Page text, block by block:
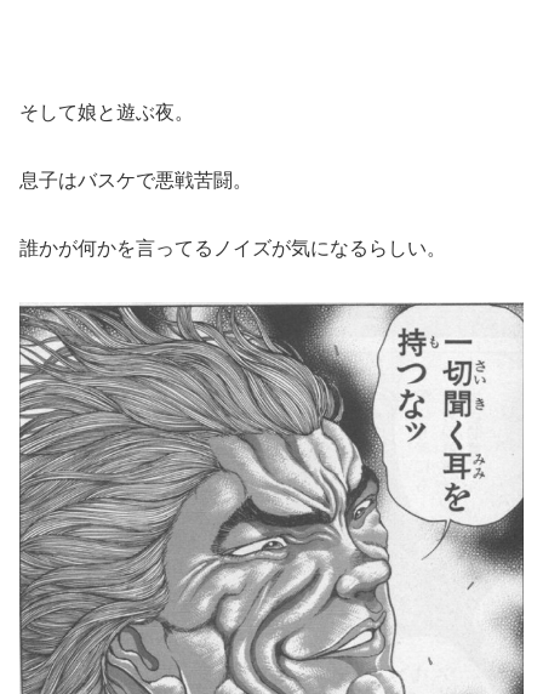
そして娘と遊ぶ夜。
息子はバスケで悪戦苦闘。
誰かが何かを言ってるノイズが気になるらしい。